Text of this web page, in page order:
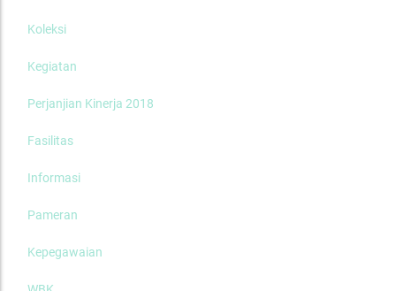
Koleksi
Kegiatan
Perjanjian Kinerja 2018
Fasilitas
Informasi
Pameran
Kepegawaian